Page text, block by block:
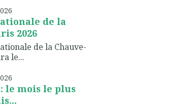
de la
2026
de la Chauve-
le...
le mois le plus